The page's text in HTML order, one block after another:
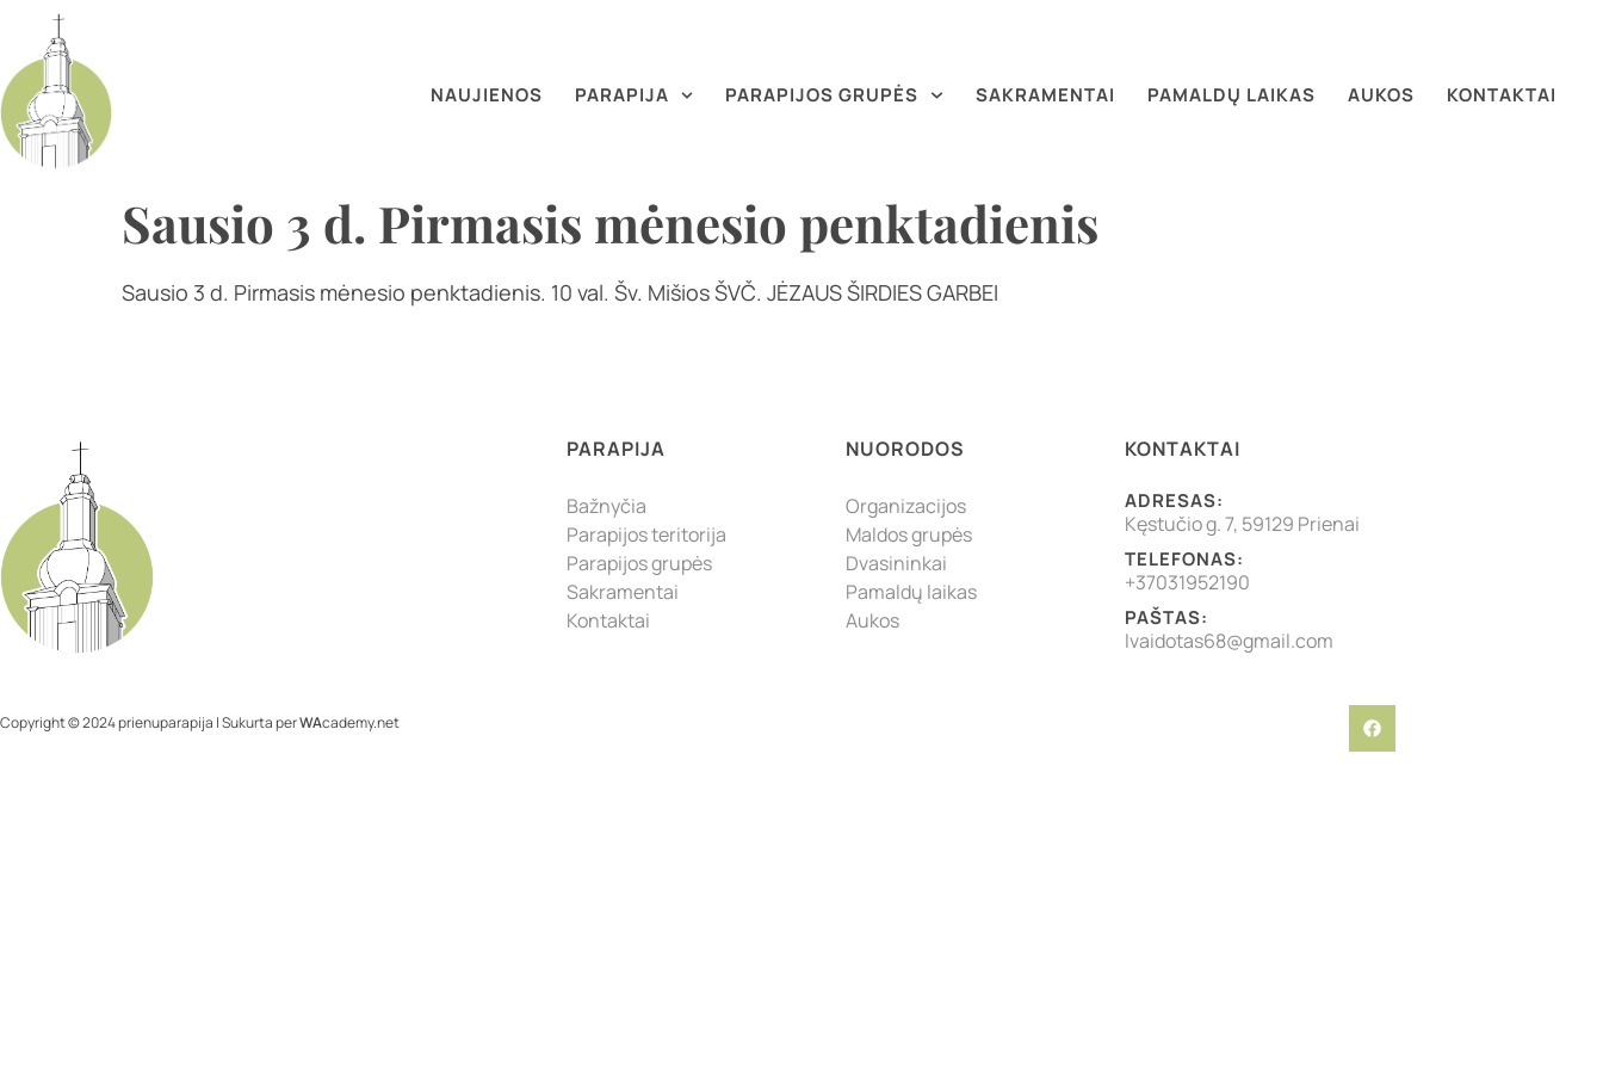
NAUJIENOS PARAPIJA PARAPIJOS GRUPĖS SAKRAMENTAI PAMALDŲ LAIKAS AUKOS KONTAKTAI
Sausio 3 d. Pirmasis mėnesio penktadienis
Sausio 3 d. Pirmasis mėnesio penktadienis. 10 val. Šv. Mišios ŠVČ. JĖZAUS ŠIRDIES GARBEI
PARAPIJA
Bažnyčia
Parapijos teritorija
Parapijos grupės
Sakramentai
Kontaktai
NUORODOS
Organizacijos
Maldos grupės
Dvasininkai
Pamaldų laikas
Aukos
KONTAKTAI
ADRESAS:
Kęstučio g. 7, 59129 Prienai
TELEFONAS:
+37031952190
PAŠTAS:
lvaidotas68@gmail.com
Copyright © 2024 prienuparapija | Sukurta perWAcademy.net